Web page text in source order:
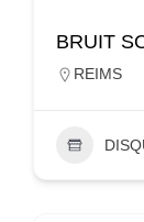
BRUIT
REIMS